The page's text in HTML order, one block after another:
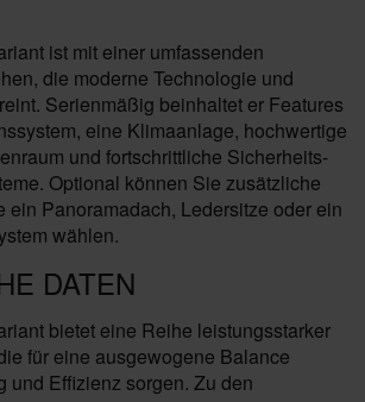
ist mit einer umfassenden
die moderne Technologie und
Serienmäßig beinhaltet er Features
eine Klimaanlage, hochwertige
und fortschrittliche Sicherheits-
Optional können Sie zusätzliche
ein Panoramadach, Ledersitze oder ein
wählen.
DATEN
bietet eine Reihe leistungsstarker
für eine ausgewogene Balance
und Effizienz sorgen. Zu den